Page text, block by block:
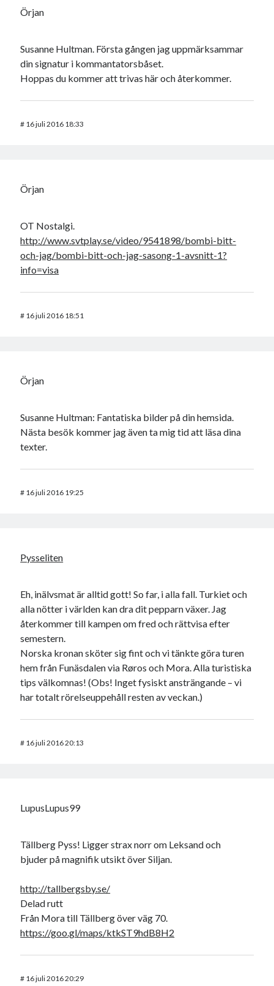
Örjan
Susanne Hultman. Första gången jag uppmärksammar
din signatur i kommantatorsbåset.
Hoppas du kommer att trivas här och återkommer.
# 16 juli 2016 18:33
Örjan
OT Nostalgi.
http://www.svtplay.se/video/9541898/bombi-bitt-
och-jag/bombi-bitt-och-jag-sasong-1-avsnitt-1?
info=visa
# 16 juli 2016 18:51
Örjan
Susanne Hultman: Fantatiska bilder på din hemsida.
Nästa besök kommer jag även ta mig tid att läsa dina
texter.
# 16 juli 2016 19:25
Pysseliten
Eh, inälvsmat är alltid gott! So far, i alla fall. Turkiet och
alla nötter i världen kan dra dit pepparn växer. Jag
återkommer till kampen om fred och rättvisa efter
semestern.
Norska kronan sköter sig fint och vi tänkte göra turen
hem från Funäsdalen via Røros och Mora. Alla turistiska
tips välkomnas! (Obs! Inget fysiskt ansträngande – vi
har totalt rörelseuppehåll resten av veckan.)
# 16 juli 2016 20:13
LupusLupus99
Tällberg Pyss! Ligger strax norr om Leksand och
bjuder på magnifik utsikt över Siljan.
http://tallbergsby.se/
Delad rutt
Från Mora till Tällberg över väg 70.
https://goo.gl/maps/ktkST9hdB8H2
# 16 juli 2016 20:29